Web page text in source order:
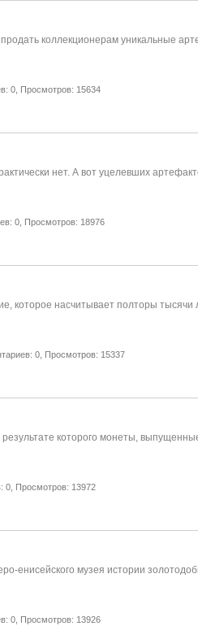
коллекционерам уникальные
0, Просмотров: 15634
нет. А вот уцелевших
0, Просмотров: 18976
насчитывает полторы
0, Просмотров: 15337
которого монеты,
0, Просмотров: 13972
енисейского музея истории
0, Просмотров: 13926